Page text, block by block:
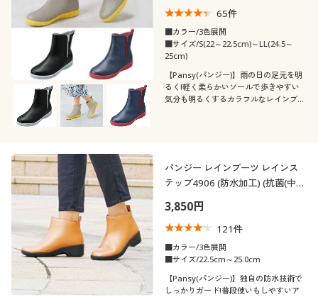
65件
■カラー/3色展開
■サイズ/S(22～22.5cm)～LL(24.5～
25cm)
【Pansy(パンジー)】雨の日の足元を明
るく!軽く柔らかいソールで歩きやすい
気分も明るくするカラフルなレインブー
パンジー レインブーツ レインス
テップ4906 (防水加工) (抗菌(中
3,850円
121件
■カラー/3色展開
■サイズ/22.5cm～25.0cm
【Pansy(パンジー)】独自の防水技術で
しっかりガード!普段使いもしやすいア